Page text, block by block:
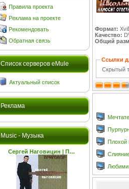
Правила проекта
Реклама на проекте
Рекомендовать
Обратная связь
Cписок серверов eMule
Актуальный список
Реклама
Music - Музыка
Сергей Наговицин | П…
Формат:
Качество:
Общий
Ссылки
Скрытый
Плохой